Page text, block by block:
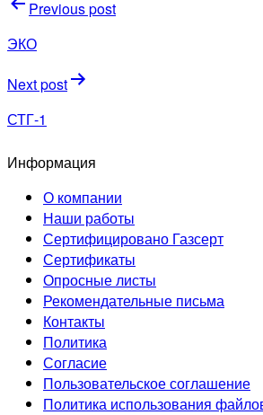
Навигация
по
записям
Previous post
ЭКО
Next post
СТГ-1
Информация
О компании
Наши работы
Сертифицировано Газсерт
Сертификаты
Опросные листы
Рекомендательные письма
Контакты
Политика
Согласие
Пользовательское соглашение
Политика использования